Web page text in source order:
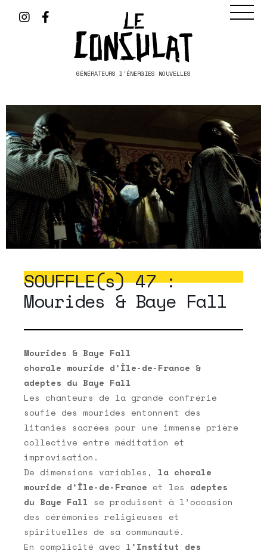
GÉNÉRATEURS D'ÉNERGIES NOUVELLES
SOUFFLE(s) 47 :
Mourides & Baye Fall
Mourides & Baye Fall
chorale mouride d’Île-de-France &
adeptes du Baye Fall
Les chanteurs de la grande confrérie
soufie des mourides entonnent des
litanies sacrées pour une immense prière
collective entre méditation et
improvisation.
De dimensions variables,
la chorale
mouride d’Île-de-France et les adeptes
du Baye Fall se produisent à l’occasion
des cérémonies religieuses et
spirituelles de sa communauté.
En complicité avec l’Institut des